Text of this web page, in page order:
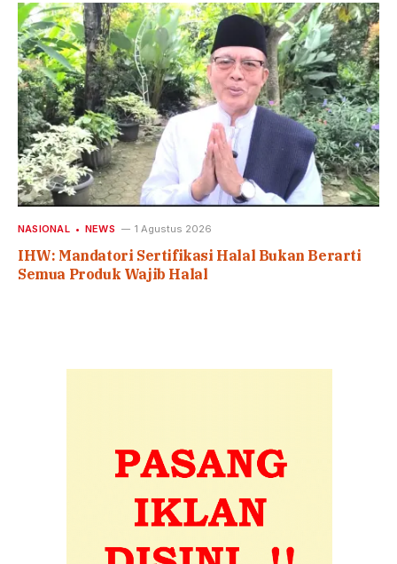
NASIONAL NEWS 1 Agustus 2026
IHW: Mandatori Sertifikasi Halal Bukan Berarti
Semua Produk Wajib Halal